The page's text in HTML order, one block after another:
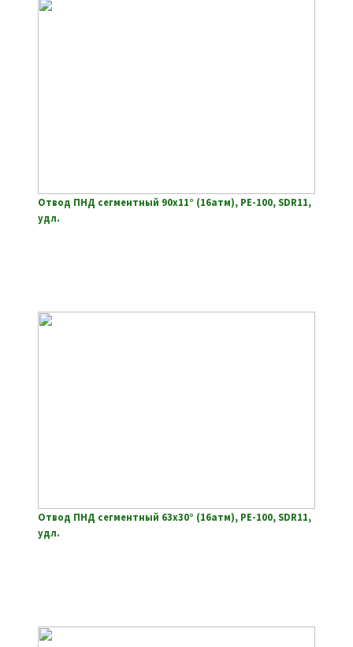
Отвод ПНД сегментный 90х11° (16атм), РЕ-100, SDR11,
удл.
Отвод ПНД сегментный 63х30° (16атм), РЕ-100, SDR11,
удл.